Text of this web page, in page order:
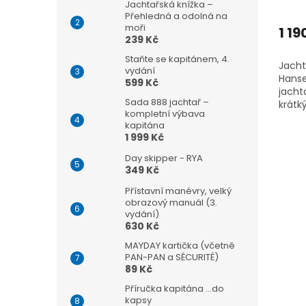
Jachtařská knížka –
Přehledná a odolná na
moři
239 Kč
Staňte se kapitánem, 4.
vydání
599 Kč
Sada 888 jachtař –
kompletní výbava
kapitána
1 999 Kč
Day skipper - RYA
349 Kč
Přístavní manévry, velký
obrazový manuál (3.
vydání)
630 Kč
MAYDAY kartička (včetně
PAN-PAN a SÉCURITÉ)
89 Kč
Příručka kapitána ...do
kapsy
z
5
1